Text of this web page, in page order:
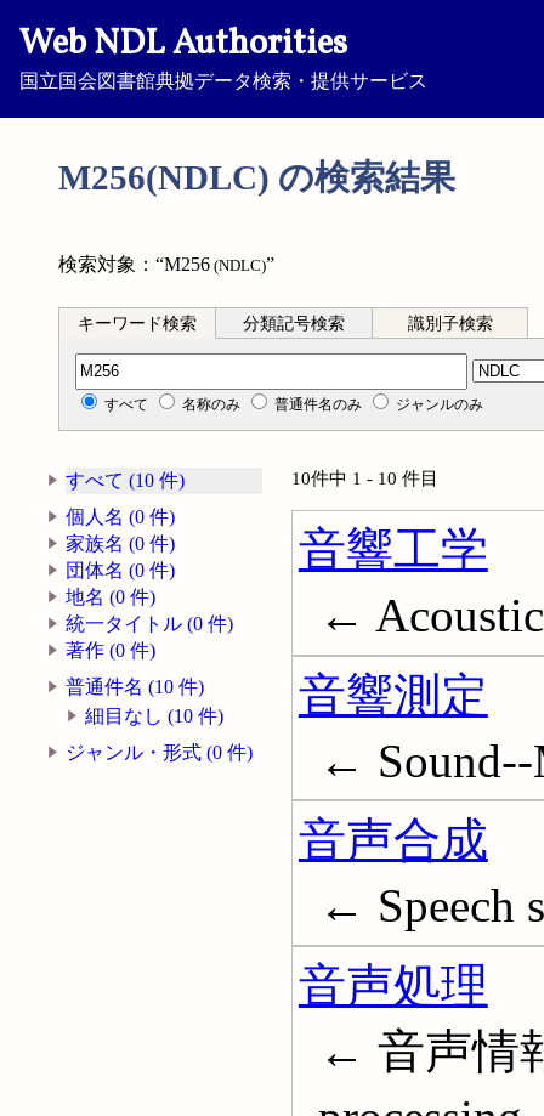
Web NDL Authorities
国立国会図書館典拠データ検索・提供サービス
M256(NDLC) の検索結果
検索対象：“M256 (NDLC)”
キーワード検索 分類記号検索 識別子検索
分類記号検索
すべて 名称のみ 普通件名のみ ジャンルのみ
すべて (10 件)
個人名 (0 件)
家族名 (0 件)
団体名 (0 件)
地名 (0 件)
統一タイトル (0 件)
著作 (0 件)
普通件名 (10 件)
細目なし (10 件)
ジャンル・形式 (0 件)
10件中 1 - 10 件目
音響工学
←
音響測定
← Sound--
音声合成
← Speech
音声処理
← 音声情